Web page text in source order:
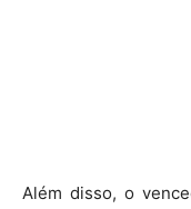
Além disso, o